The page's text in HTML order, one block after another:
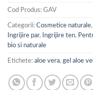
Cod Produs: GAV
Categorii: Cosmetice naturale,
Ingrijire par, Ingrijire ten,
bio si naturale
Etichete: aloe vera, gel aloe